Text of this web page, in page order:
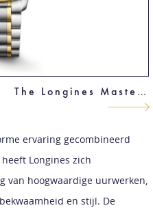
The Longines Master Collection
ervaring gecombineerd
Longines zich
van hoogwaardige uurwerken,
en stijl. De